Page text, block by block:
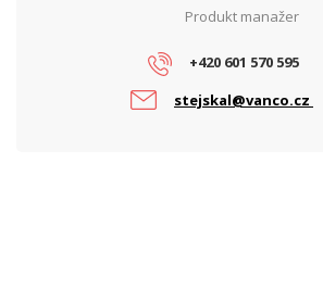
Produkt manažer
+420 601 570 595
stejskal@vanco.cz